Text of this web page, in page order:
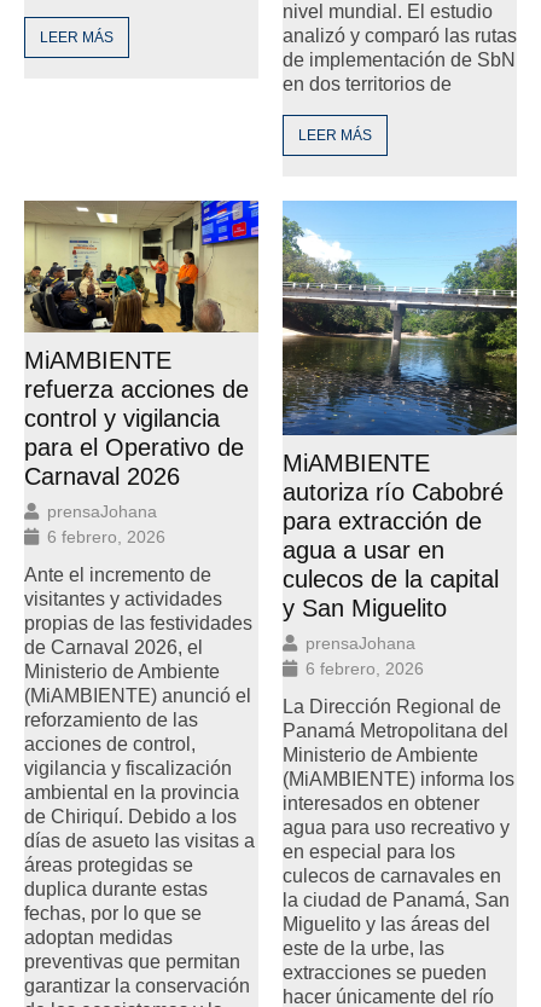
LEER MÁS
nivel mundial. El estudio
analizó y comparó las rutas
de implementación de SbN
en dos territorios de
LEER MÁS
MiAMBIENTE
refuerza acciones de
control y vigilancia
para el Operativo de
Carnaval 2026
prensaJohana
6 febrero, 2026
Ante el incremento de
visitantes y actividades
propias de las festividades
de Carnaval 2026, el
Ministerio de Ambiente
(MiAMBIENTE) anunció el
reforzamiento de las
acciones de control,
vigilancia y fiscalización
ambiental en la provincia
de Chiriquí. Debido a los
días de asueto las visitas a
áreas protegidas se
duplica durante estas
fechas, por lo que se
adoptan medidas
preventivas que permitan
garantizar la conservación
MiAMBIENTE
autoriza río Cabobré
para extracción de
agua a usar en
culecos de la capital
y San Miguelito
prensaJohana
6 febrero, 2026
La Dirección Regional de
Panamá Metropolitana del
Ministerio de Ambiente
(MiAMBIENTE) informa los
interesados en obtener
agua para uso recreativo y
en especial para los
culecos de carnavales en
la ciudad de Panamá, San
Miguelito y las áreas del
este de la urbe, las
extracciones se pueden
hacer únicamente del río